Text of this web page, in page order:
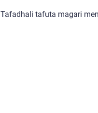
Tafadhali tafuta magari